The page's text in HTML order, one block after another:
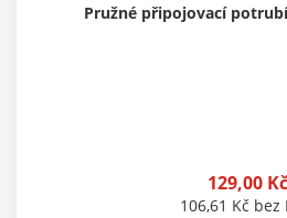
Pružné připojovací potrubí
129,00 Kč
106,61 Kč bez